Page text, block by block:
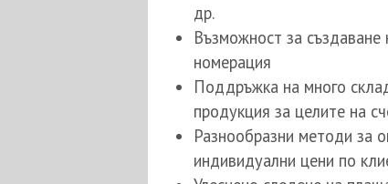
др.
Възможност за
номерация
Поддръжка на много
продукция за целите на
Разнообразни методи за
индивидуални цени по